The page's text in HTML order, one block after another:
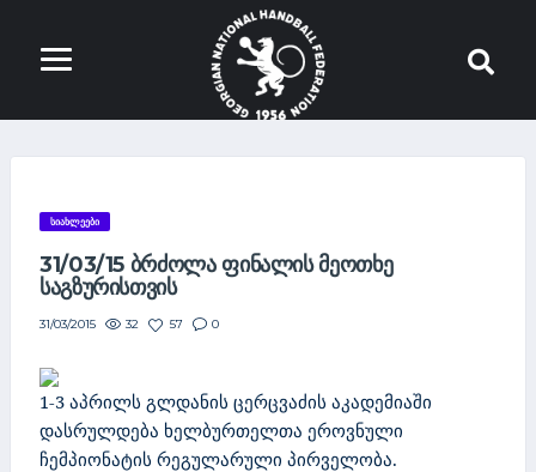
ᲡᲘᲐᲮᲚᲔᲔᲑᲘ
31/03/15 ᲑᲠᲫᲝᲚᲐ ᲤᲘᲜᲐᲚᲘᲡ ᲛᲔᲝᲗᲮᲔ
ᲡᲐᲒᲖᲣᲠᲘᲡᲗᲕᲘᲡ
31/03/2015 32 57 0
1-3 აპრილს გლდანის ცერცვაძის აკადემიაში
დასრულდება ხელბურთელთა ეროვნული
ჩემპიონატის რეგულარული პირველობა.